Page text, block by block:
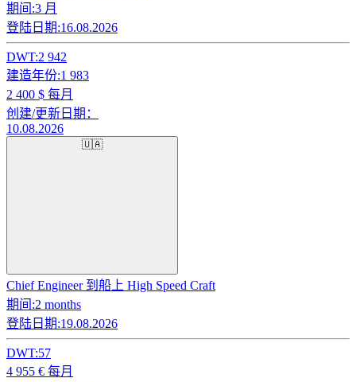
期间:3 月
登陆日期:16.08.2026
DWT:2 942
建造年份:1 983
2 400 $ 每月
创建/更新日期：
10.08.2026
🇺🇦
Chief Engineer 到船上 High Speed Craft
期间:2 months
登陆日期:19.08.2026
DWT:57
4 955 € 每月